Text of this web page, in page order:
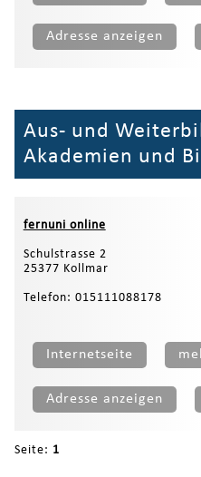
Adresse anzeigen
Aus- und
Akademien und
fernuni online
Schulstrasse 2
25377 Kollmar
Telefon: 015111088178
Internetseite
Adresse anzeigen
Seite: 1